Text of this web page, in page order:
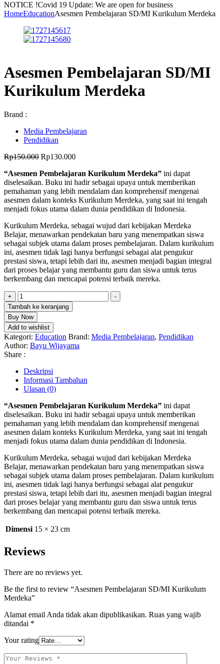
NOTICE !Covid 19 Update: We are open for business
HomeEducationAsesmen Pembelajaran SD/MI Kurikulum Merdeka
Asesmen Pembelajaran SD/MI
Kurikulum Merdeka
Brand :
Media Pembelajaran
Pendidikan
Rp150.000 Rp130.000
“Asesmen Pembelajaran Kurikulum Merdeka” ini dapat
diselesaikan. Buku ini hadir sebagai upaya untuk memberikan
pemahaman yang lebih mendalam dan komprehensif mengenai
asesmen dalam konteks Kurikulum Merdeka, yang saat ini tengah
menjadi fokus utama dalam dunia pendidikan di Indonesia.
Kurikulum Merdeka, sebagai wujud dari kebijakan Merdeka
Belajar, menawarkan pendekatan baru yang menempatkan siswa
sebagai subjek utama dalam proses pembelajaran. Dalam kurikulum
ini, asesmen tidak lagi hanya berfungsi sebagai alat pengukur
prestasi siswa, tetapi lebih dari itu, asesmen menjadi bagian integral
dari proses belajar yang membantu guru dan siswa untuk terus
berkembang dan mencapai potensi terbaik mereka.
+
-
Tambah ke keranjang
Buy Now
Add to wishlist
Kategori: Education Brand: Media Pembelajaran, Pendidikan
Author: Bayu Wijayama
Share :
Deskripsi
Informasi Tambahan
Ulasan (0)
“Asesmen Pembelajaran Kurikulum Merdeka” ini dapat
diselesaikan. Buku ini hadir sebagai upaya untuk memberikan
pemahaman yang lebih mendalam dan komprehensif mengenai
asesmen dalam konteks Kurikulum Merdeka, yang saat ini tengah
menjadi fokus utama dalam dunia pendidikan di Indonesia.
Kurikulum Merdeka, sebagai wujud dari kebijakan Merdeka
Belajar, menawarkan pendekatan baru yang menempatkan siswa
sebagai subjek utama dalam proses pembelajaran. Dalam kurikulum
ini, asesmen tidak lagi hanya berfungsi sebagai alat pengukur
prestasi siswa, tetapi lebih dari itu, asesmen menjadi bagian integral
dari proses belajar yang membantu guru dan siswa untuk terus
berkembang dan mencapai potensi terbaik mereka.
Dimensi 15 × 23 cm
Reviews
There are no reviews yet.
Be the first to review “Asesmen Pembelajaran SD/MI Kurikulum
Merdeka”
Alamat email Anda tidak akan dipublikasikan. Ruas yang wajib
ditandai *
Your rating